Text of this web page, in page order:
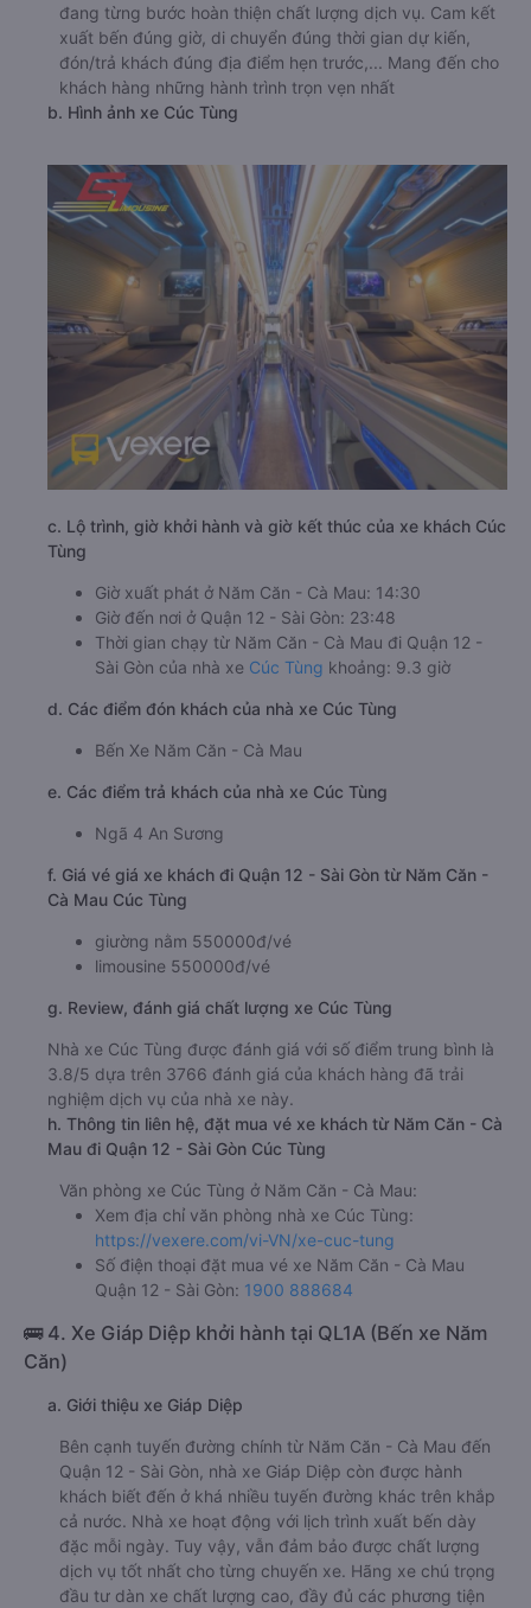
đang từng bước hoàn thiện chất lượng dịch vụ. Cam kết
xuất bến đúng giờ, di chuyển đúng thời gian dự kiến,
đón/trả khách đúng địa điểm hẹn trước,... Mang đến cho
khách hàng những hành trình trọn vẹn nhất
b. Hình ảnh xe Cúc Tùng
c. Lộ trình, giờ khởi hành và giờ kết thúc của xe khách Cúc
Tùng
Giờ xuất phát ở Năm Căn - Cà Mau: 14:30
Giờ đến nơi ở Quận 12 - Sài Gòn: 23:48
Thời gian chạy từ Năm Căn - Cà Mau đi Quận 12 -
Sài Gòn của nhà xe Cúc Tùng khoảng: 9.3 giờ
d. Các điểm đón khách của nhà xe Cúc Tùng
Bến Xe Năm Căn - Cà Mau
e. Các điểm trả khách của nhà xe Cúc Tùng
Ngã 4 An Sương
f. Giá vé giá xe khách đi Quận 12 - Sài Gòn từ Năm Căn -
Cà Mau Cúc Tùng
giường nằm 550000đ/vé
limousine 550000đ/vé
g. Review, đánh giá chất lượng xe Cúc Tùng
Nhà xe Cúc Tùng được đánh giá với số điểm trung bình là
3.8/5 dựa trên 3766 đánh giá của khách hàng đã trải
nghiệm dịch vụ của nhà xe này.
h. Thông tin liên hệ, đặt mua vé xe khách từ Năm Căn - Cà
Mau đi Quận 12 - Sài Gòn Cúc Tùng
Văn phòng xe Cúc Tùng ở Năm Căn - Cà Mau:
Xem địa chỉ văn phòng nhà xe Cúc Tùng:
https://vexere.com/vi-VN/xe-cuc-tung
Số điện thoại đặt mua vé xe Năm Căn - Cà Mau
Quận 12 - Sài Gòn: 1900 888684
🚌 4. Xe Giáp Diệp khởi hành tại QL1A (Bến xe Năm
Căn)
a. Giới thiệu xe Giáp Diệp
Bên cạnh tuyến đường chính từ Năm Căn - Cà Mau đến
Quận 12 - Sài Gòn, nhà xe Giáp Diệp còn được hành
khách biết đến ở khá nhiều tuyến đường khác trên khắp
cả nước. Nhà xe hoạt động với lịch trình xuất bến dày
đặc mỗi ngày. Tuy vậy, vẫn đảm bảo được chất lượng
dịch vụ tốt nhất cho từng chuyến xe. Hãng xe chú trọng
đầu tư dàn xe chất lượng cao, đầy đủ các phương tiện